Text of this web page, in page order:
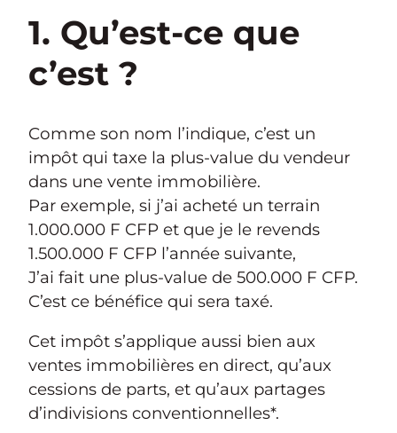
1. Qu’est-ce que
c’est ?
Comme son nom l’indique, c’est un
impôt qui taxe la plus-value du vendeur
dans une vente immobilière.
Par exemple, si j’ai acheté un terrain
1.000.000 F CFP et que je le revends
1.500.000 F CFP l’année suivante,
J’ai fait une plus-value de 500.000 F CFP.
C’est ce bénéfice qui sera taxé.
Cet impôt s’applique aussi bien aux
ventes immobilières en direct, qu’aux
cessions de parts, et qu’aux partages
d’indivisions conventionnelles*.